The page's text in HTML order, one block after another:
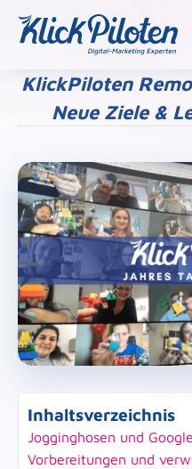
KlickPiloten
Neue Ziele &
Inhaltsverzeichnis
Jogginghosen und
Vorbereitungen und